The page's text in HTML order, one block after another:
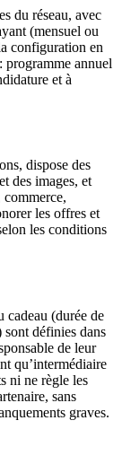
du réseau, avec
(mensuel ou
configuration en
annuel
et à
dispose des
des images, et
les offres et
les conditions
cadeau (durée de
définies dans
de leur
qu’intermédiaire
ni ne règle les
sans
graves.